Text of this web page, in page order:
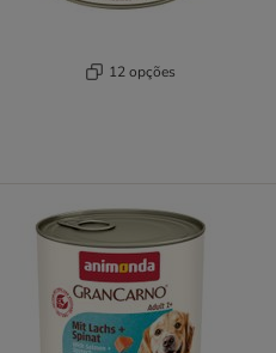
12 opções